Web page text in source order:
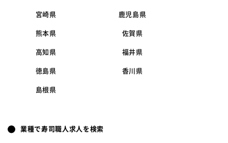
宮崎県 鹿児島県
熊本県 佐賀県
高知県 福井県
徳島県 香川県
島根県
業種で寿司職人求人を検索